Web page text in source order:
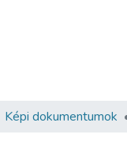
Képi dokumentumok